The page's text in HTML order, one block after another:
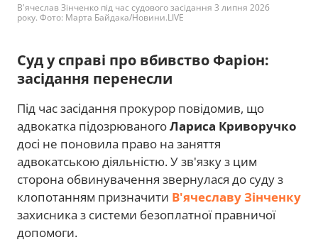
В'ячеслав Зінченко під час судового засідання 3 липня 2026
року. Фото: Марта Байдака/Новини.LIVE
Суд у справі про вбивство Фаріон:
засідання перенесли
Під час засідання прокурор повідомив, що
адвокатка підозрюваногоЛариса Криворучко
досі не поновила право на заняття
адвокатською діяльністю. У зв'язку з цим
сторона обвинувачення звернулася до суду з
клопотанням призначити В'ячеславу Зінченку
захисника з системи безоплатної правничої
допомоги.